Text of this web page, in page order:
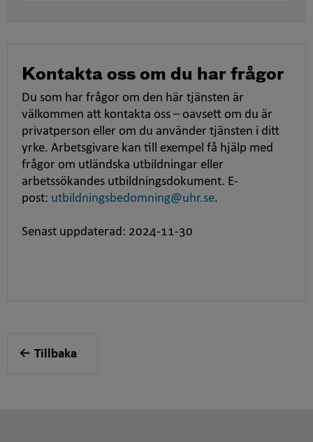
Kontakta oss om du har frågor
Du som har frågor om den här tjänsten är
välkommen att kontakta oss – oavsett om du är
privatperson eller om du använder tjänsten i ditt
yrke. Arbetsgivare kan till exempel få hjälp med
frågor om utländska utbildningar eller
arbetssökandes utbildningsdokument. E-
post: utbildningsbedomning@uhr.se.
Senast uppdaterad: 2024-11-30
Tillbaka